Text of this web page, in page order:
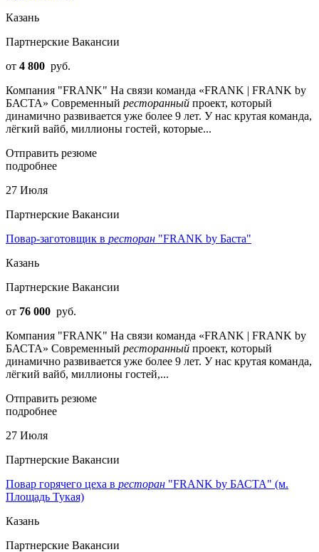
Казань
Партнерские Вакансии
от 4 800 руб.
Компания "FRANK" На связи команда «FRANK | FRANK by
БАСТА» Современный ресторанный проект, который
динамично развивается уже более 9 лет. У нас крутая команда,
лёгкий вайб, миллионы гостей, которые...
Отправить резюме
подробнее
27 Июля
Партнерские Вакансии
Повар-заготовщик в ресторан "FRANK by Баста"
Казань
Партнерские Вакансии
от 76 000 руб.
Компания "FRANK" На связи команда «FRANK | FRANK by
БАСТА» Современный ресторанный проект, который
динамично развивается уже более 9 лет. У нас крутая команда,
лёгкий вайб, миллионы гостей,...
Отправить резюме
подробнее
27 Июля
Партнерские Вакансии
Повар горячего цеха в ресторан "FRANK by БАСТА" (м.
Площадь Тукая)
Казань
Партнерские Вакансии